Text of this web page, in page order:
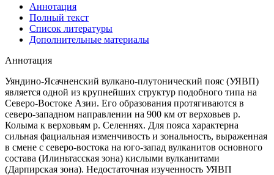
Аннотация
Полный текст
Список литературы
Дополнительные материалы
Аннотация
Уяндино-Ясачненский вулкано-плутонический пояс (УЯВП)
является одной из крупнейших структур подобного типа на
Северо-Востоке Азии. Его образования протягиваются в
северо-западном направлении на 900 км от верховьев р.
Колыма к верховьям р. Селеннях. Для пояса характерна
сильная фациальная изменчивость и зональность, выраженная
в смене с северо-востока на юго-запад вулканитов основного
состава (Илиньтасская зона) кислыми вулканитами
(Дарпирская зона). Недостаточная изученность УЯВП